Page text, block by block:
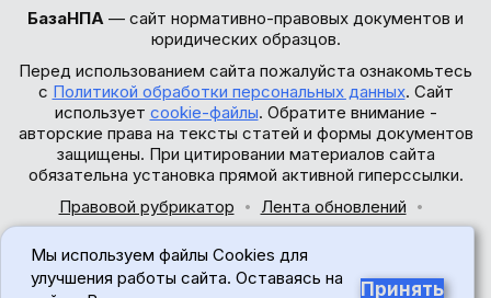
БазаНПА — сайт нормативно-правовых документов и
юридических образцов.
Перед использованием сайта пожалуйста ознакомьтесь
с Политикой обработки персональных данных. Сайт
использует cookie-файлы. Обратите внимание -
авторские права на тексты статей и формы документов
защищены. При цитировании материалов сайта
обязательна установка прямой активной гиперссылки.
Правовой рубрикатор
Лента обновлений
© 2017-2026
Мы используем файлы Cookies для
улучшения работы сайта. Оставаясь на
Принять